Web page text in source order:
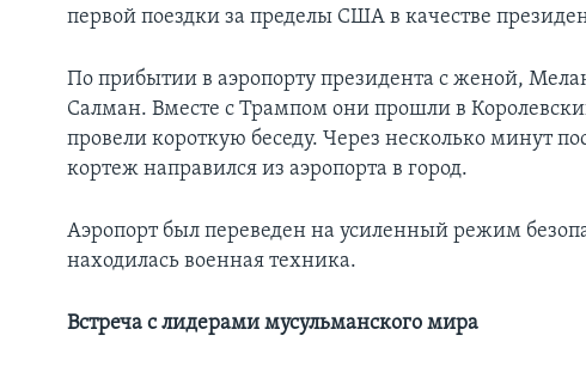
первой поездки за пределы США в качестве
По прибытии в аэропорту президента с женой,
Салман. Вместе с Трампом они прошли в
провели короткую беседу. Через несколько минут
кортеж направился из аэропорта в город.
Аэропорт был переведен на усиленный режим
находилась военная техника.
Встреча с лидерами мусульманского мира